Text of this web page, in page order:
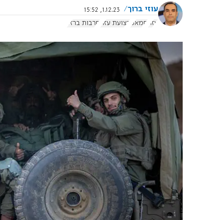
עוזי ברוך
1.12.23, 15:52
עזה
חמאס רצועת עזה חרבות ברזל